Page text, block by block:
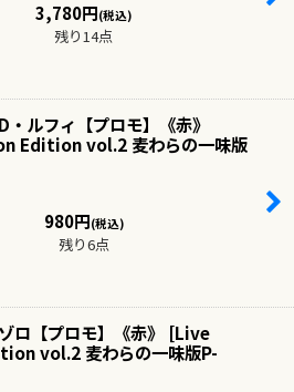
3,780円(税込)
残り14点
・ルフィ【プロモ】《赤》
Edition vol.2 麦わらの一味版
980円(税込)
残り6点
ロ【プロモ】《赤》 [Live
vol.2 麦わらの一味版P-